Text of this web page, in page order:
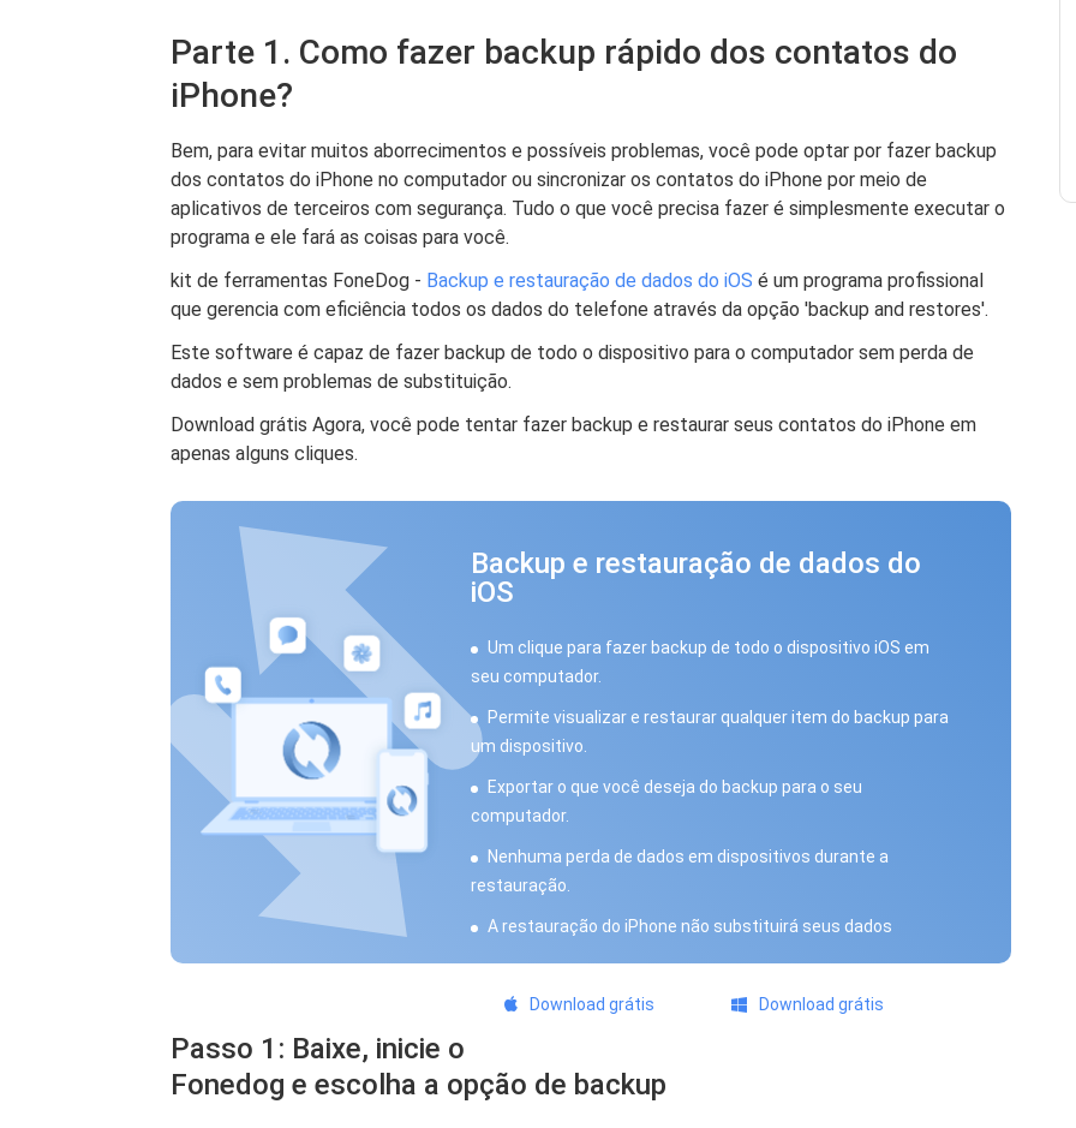
Parte 1. Como fazer backup rápido dos contatos do
iPhone?
Bem, para evitar muitos aborrecimentos e possíveis problemas, você pode optar por fazer backup
dos contatos do iPhone no computador ou sincronizar os contatos do iPhone por meio de
aplicativos de terceiros com segurança. Tudo o que você precisa fazer é simplesmente executar o
programa e ele fará as coisas para você.
kit de ferramentas FoneDog - Backup e restauração de dados do iOS é um programa profissional
que gerencia com eficiência todos os dados do telefone através da opção 'backup and restores'.
Este software é capaz de fazer backup de todo o dispositivo para o computador sem perda de
dados e sem problemas de substituição.
Download grátis Agora, você pode tentar fazer backup e restaurar seus contatos do iPhone em
apenas alguns cliques.
Backup e restauração de dados do
iOS
Um clique para fazer backup de todo o dispositivo iOS em
seu computador.
Permite visualizar e restaurar qualquer item do backup para
um dispositivo.
Exportar o que você deseja do backup para o seu
computador.
Nenhuma perda de dados em dispositivos durante a
restauração.
A restauração do iPhone não substituirá seus dados
Download grátis Download grátis
Passo 1: Baixe, inicie o
Fonedog e escolha a opção de backup